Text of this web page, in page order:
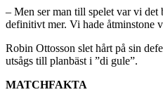
– Men ser man till spelet var vi det
definitivt mer. Vi hade åtminstone
Robin Ottosson slet hårt på sin
utsågs till planbäst i ”di gule”.
MATCHFAKTA